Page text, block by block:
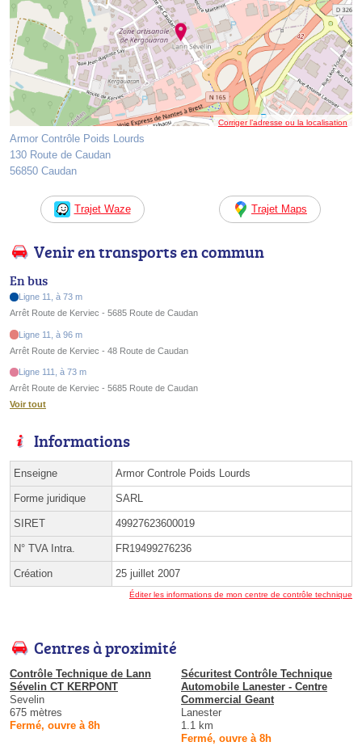
Corriger l’adresse ou la localisation
Armor Contrôle Poids Lourds
130 Route de Caudan
56850 Caudan
Trajet Waze Trajet Maps
Venir en transports en commun
En bus
Ligne 11, à 73 m
Arrêt Route de Kerviec - 5685 Route de Caudan
Ligne 11, à 96 m
Arrêt Route de Kerviec - 48 Route de Caudan
Ligne 111, à 73 m
Arrêt Route de Kerviec - 5685 Route de Caudan
Voir tout
Informations
Enseigne Armor Controle Poids Lourds
Forme juridique SARL
SIRET 49927623600019
N° TVA Intra. FR19499276236
Création 25 juillet 2007
Éditer les informations de mon centre de contrôle technique
Centres à proximité
Contrôle Technique de Lann
Sévelin CT KERPONT
Sevelin
675 mètres
Fermé, ouvre à 8h
Sécuritest Contrôle Technique
Automobile Lanester - Centre
Commercial Geant
Lanester
1.1 km
Fermé, ouvre à 8h